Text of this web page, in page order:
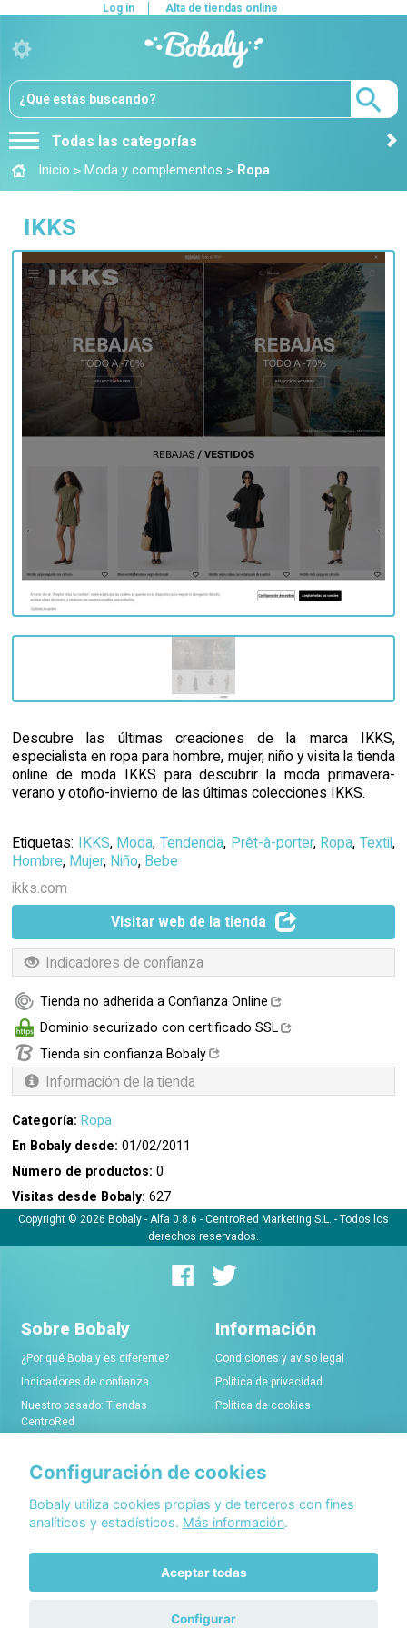
Todas las categorías
Log in Alta de tiendas online
Inicio > Moda y complementos > Ropa
IKKS
Descubre las últimas creaciones de la marca IKKS,
especialista en ropa para hombre, mujer, niño y visita la tienda
online de moda IKKS para descubrir la moda primavera-
verano y otoño-invierno de las últimas colecciones IKKS.
Etiquetas: IKKS, Moda,Tendencia, Prêt-à-porter, Ropa,Textil,
Hombre, Mujer, Niño, Bebe
ikks.com
Visitar web de la tienda
Indicadores de confianza
Tienda no adherida a Confianza Online
Dominio securizado con certificado SSL
Tienda sin confianza Bobaly
Información de la tienda
Categoría: Ropa
En Bobaly desde: 01/02/2011
Número de productos: 0
Visitas desde Bobaly: 627
Copyright © 2026 Bobaly - Alfa 0.8.6 - CentroRed Marketing S.L. - Todos los
derechos reservados.
Sobre Bobaly
¿Por qué Bobaly es diferente?
Indicadores de confianza
Nuestro pasado: Tiendas
CentroRed
Información
Condiciones y aviso legal
Política de privacidad
Política de cookies
Comerciantes
Alta de tiendas online
Condiciones de alta
Conócenos
Acerca de Bobaly Partners
Partner eCommerce
Configuración de cookies
Bobaly utiliza cookies propias y de terceros con fines
analíticos y estadísticos. Más información.
Aceptar todas
Configurar